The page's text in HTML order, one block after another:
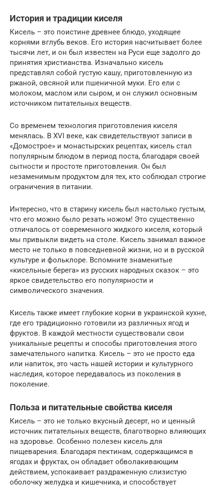
История и традиции киселя
Кисель – это поистине древнее блюдо, уходящее
корнями вглубь веков. Его история насчитывает более
тысячи лет, и он был известен на Руси еще задолго до
принятия христианства. Изначально кисель
представлял собой густую кашу, приготовленную из
ржаной, овсяной или пшеничной муки. Его ели с
молоком, маслом или сыром, и он служил основным
источником питательных веществ.
Со временем технология приготовления киселя
менялась. В XVI веке, как свидетельствуют записи в
«Домострое» и монастырских рецептах, кисель стал
популярным блюдом в период поста, благодаря своей
сытности и простоте приготовления. Он был
незаменимым продуктом для тех, кто соблюдал строгие
ограничения в питании.
Интересно, что в старину кисель был настолько густым,
что его можно было резать ножом! Это существенно
отличалось от современного жидкого киселя, который
мы привыкли видеть на столе. Кисель занимал важное
место не только в повседневной жизни, но и в русской
культуре и фольклоре. Вспомните знаменитые
«кисельные берега» из русских народных сказок – это
яркое свидетельство его популярности и
символического значения.
Кисель также имеет глубокие корни в украинской кухне,
где его традиционно готовили из различных ягод и
фруктов. В каждой местности существовали свои
уникальные рецепты и способы приготовления этого
замечательного напитка. Кисель – это не просто еда
или напиток, это часть нашей истории и культурного
наследия, которое передавалось из поколения в
поколение.
Польза и питательные свойства киселя
Кисель – это не только вкусный десерт, но и ценный
источник питательных веществ, благотворно влияющих
на здоровье. Особенно полезен кисель для
пищеварения. Благодаря пектинам, содержащимся в
ягодах и фруктах, он обладает обволакивающим
действием, успокаивает раздраженную слизистую
оболочку желудка и кишечника, и способствует